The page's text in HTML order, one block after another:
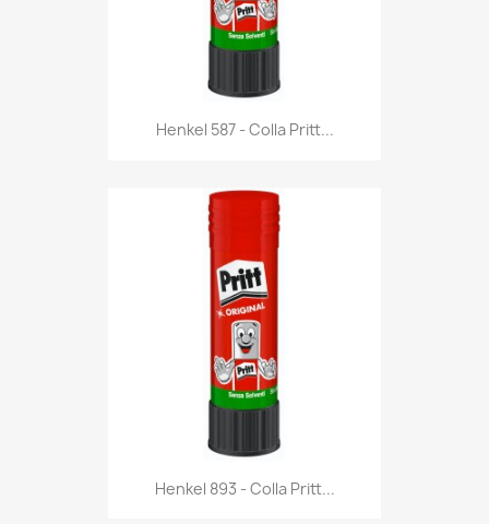
 Anteprima
Henkel 587 - Colla Pritt...
Anteprima
Henkel 893 - Colla Pritt...